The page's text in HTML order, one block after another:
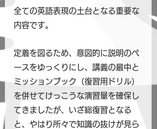
全ての英語表現の土台となる重要な
内容です。
定着を図るため、意図的に説明のペ
ースをゆっくりにし、講義の最中と
ミッションブック（復習用ドリル）
を併せてけっこうな演習量を確保し
てきましたが、いざ総復習となる
と、やはり所々で知識の抜けが見ら